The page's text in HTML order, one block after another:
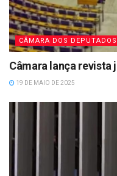
CÂMARA DOS DEPUTADOS
Câmara lança
19 DE MAIO DE 2025